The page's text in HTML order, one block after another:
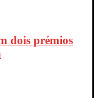
dois prémios